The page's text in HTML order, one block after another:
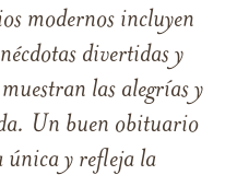
modernos incluyen
divertidas y
las alegrías y
Un buen obituario
única y refleja la